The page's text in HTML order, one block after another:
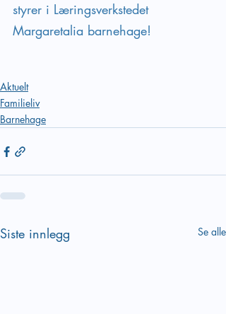
styrer i Læringsverkstedet
Margaretalia barnehage!
Aktuelt
Familieliv
Barnehage
Siste innlegg Se alle